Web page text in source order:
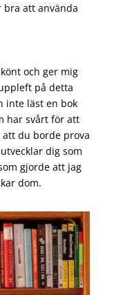
bra att använda
och ger mig
på detta
inte läst en bok
har svårt för att
att du borde prova
dig som
gjorde att jag
dom.